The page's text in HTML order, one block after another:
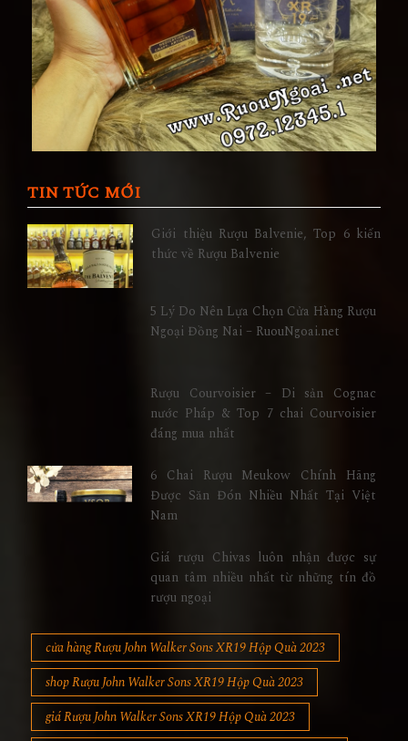
TIN TỨC MỚI
Giới thiệu Rượu Balvenie, Top 6 kiến
thức về Rượu Balvenie
5 Lý Do Nên Lựa Chọn Cửa Hàng Rượu
Ngoại Đồng Nai – RuouNgoai.net
Rượu Courvoisier – Di sản Cognac
nước Pháp & Top 7 chai Courvoisier
đáng mua nhất
6 Chai Rượu Meukow Chính Hãng
Được Săn Đón Nhiều Nhất Tại Việt
Nam
Giá rượu Chivas luôn nhận được sự
quan tâm nhiều nhất từ những tín đồ
rượu ngoại
cửa hàng Rượu John Walker Sons XR19 Hộp Quà 2023
shop Rượu John Walker Sons XR19 Hộp Quà 2023
giá Rượu John Walker Sons XR19 Hộp Quà 2023